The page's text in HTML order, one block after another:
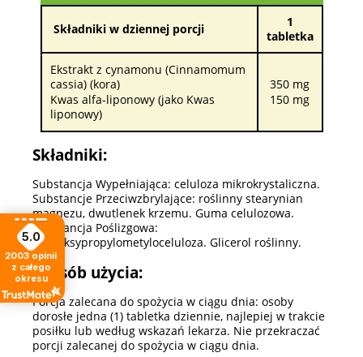
Składniki w dziennej porcji
1
tabletka
Ekstrakt z cynamonu (Cinnamomum
cassia) (kora)
Kwas alfa-liponowy (jako Kwas
liponowy)
350 mg
150 mg
Składniki:
Substancja Wypełniająca: celuloza mikrokrystaliczna.
Substancje Przeciwzbrylające: roślinny stearynian
magnezu, dwutlenek krzemu. Guma celulozowa.
Substancja Poślizgowa:
hydroksypropylometyloceluloza. Glicerol roślinny.
Sposób użycia:
Porcja zalecana do spożycia w ciągu dnia: osoby
dorosłe jedna (1) tabletka dziennie, najlepiej w trakcie
posiłku lub według wskazań lekarza. Nie przekraczać
porcji zalecanej do spożycia w ciągu dnia.
5.0
2003 opinii
z całego
okresu